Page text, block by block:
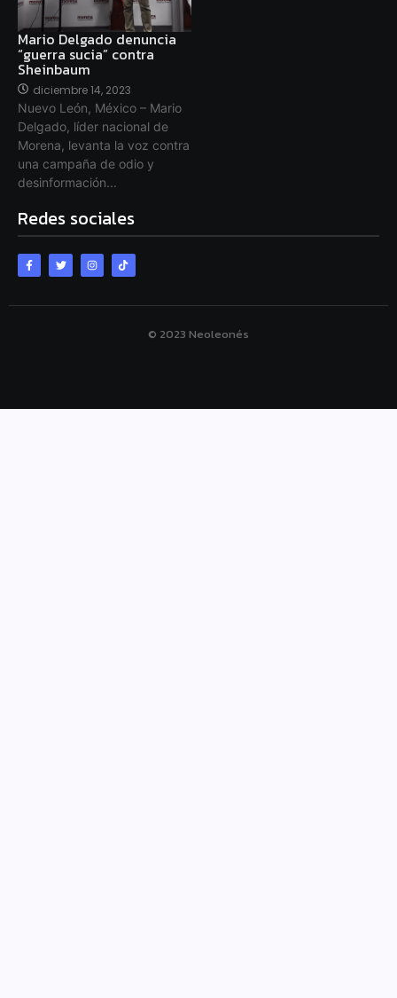
Mario Delgado denuncia
“guerra sucia” contra
Sheinbaum
diciembre 14, 2023
Nuevo León, México – Mario
Delgado, líder nacional de
Morena, levanta la voz contra
una campaña de odio y
desinformación...
Redes sociales
© 2023 Neoleonés